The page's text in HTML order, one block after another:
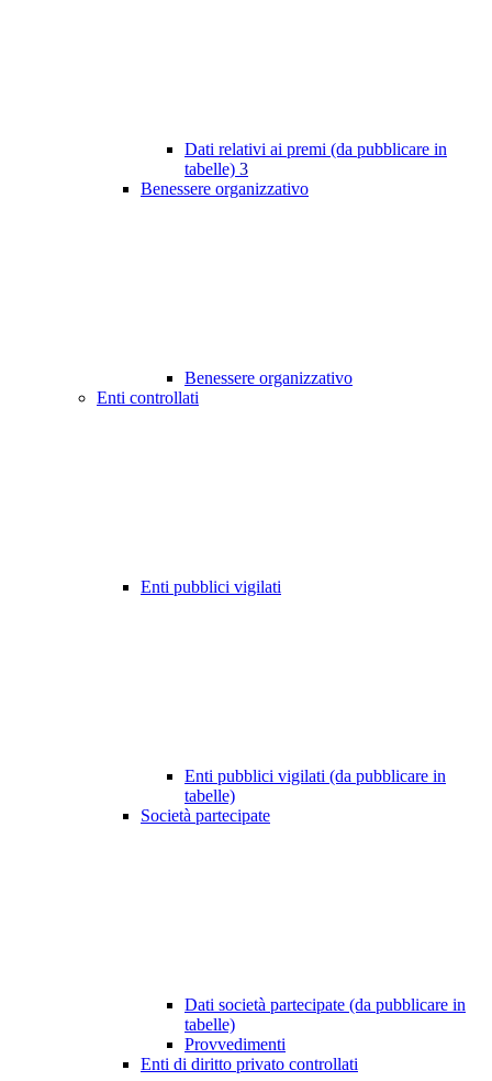
Dati relativi ai premi (da pubblicare in
tabelle) 3
Benessere organizzativo
Benessere organizzativo
Enti controllati
Enti pubblici vigilati
Enti pubblici vigilati (da pubblicare in
tabelle)
Società partecipate
Dati società partecipate (da pubblicare in
tabelle)
Provvedimenti
Enti di diritto privato controllati